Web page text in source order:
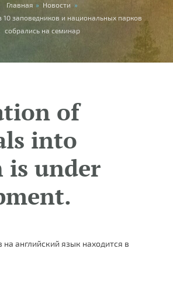
Главная » Новости »
10 заповедников и национальных парков
собрались на семинар
of
into
is under
английский язык находится в